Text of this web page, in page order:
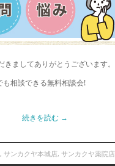
ましてありがとうございます。
も相談できる無料相談会!
続きを読む →
, サンカクヤ本城店, サンカクヤ薬院店